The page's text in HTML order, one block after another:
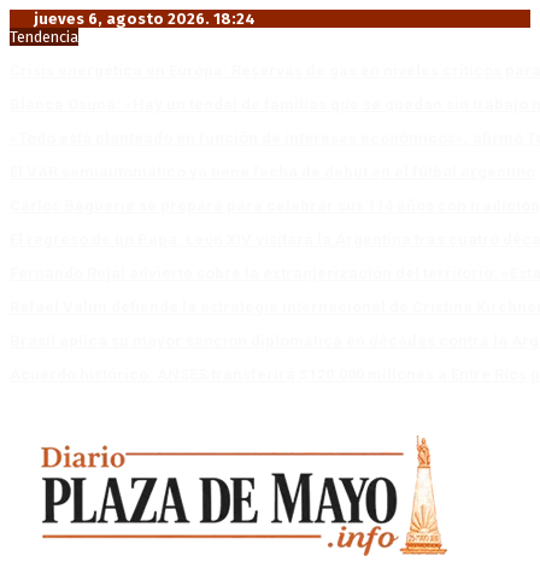
jueves 6, agosto 2026. 18:24
Tendencia